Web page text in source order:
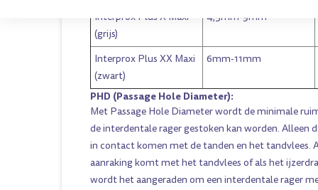
Interprox Plus X Maxi
(grijs)
4,5mm-9mm
Interprox Plus XX Maxi
(zwart)
6mm-11mm
PHD (Passage Hole Diameter):
Met Passage Hole Diameter wordt de minimale
de interdentale rager gestoken kan worden. Alleen
in contact komen met de tanden en het tandvlees.
aanraking komt met het tandvlees of als het
wordt het aangeraden om een interdentale rager